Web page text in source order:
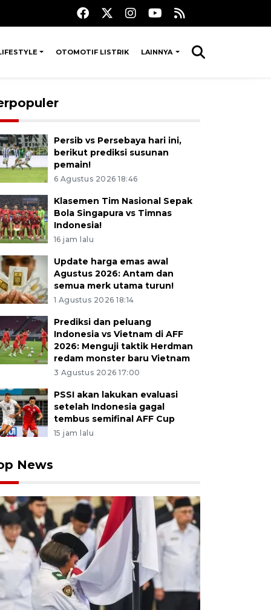
OTOMOTIF LISTRIK LAINNYA
tangkis tunggal putra Indonesia Jonatan Christie
arah tunggal putra Singapura Jia Heng Jason Teh
dengan dua gim langsung 21-18 dan 21-15. ANTARA
Persib vs Persebaya hari ini,
berikut prediksi susunan
pemain!
6 Agustus 2026 18:46
Klasemen Tim Nasional Sepak
Bola Singapura vs Timnas
Indonesia!
16 jam lalu
Update harga emas awal
Agustus 2026: Antam dan
semua merk utama turun!
1 Agustus 2026 18:14
Prediksi dan peluang
Indonesia vs Vietnam di AFF
2026: Menguji taktik Herdman
redam monster baru Vietnam
3 Agustus 2026 17:00
PSSI akan lakukan evaluasi
setelah Indonesia gagal
tembus semifinal AFF Cup
15 jam lalu
News